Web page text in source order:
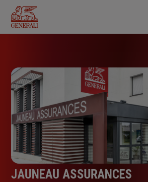
contenu
principal
JAUNEAU ASSURANCES